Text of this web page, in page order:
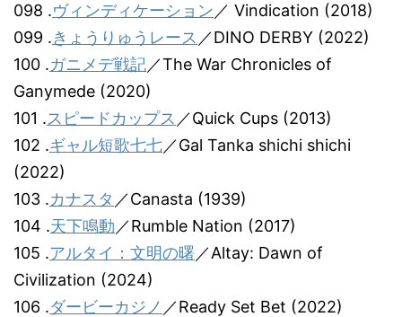
098 .ヴィンディケーション ／ Vindication (2018)
099 .きょうりゅうレース ／DINO DERBY (2022)
100 .ガニメデ戦記／The War Chronicles of
Ganymede (2020)
101 .スピードカップス ／Quick Cups (2013)
102 .ギャル短歌七七／Gal Tanka shichi shichi
(2022)
103 .カナスタ ／Canasta (1939)
104 .天下鳴動 ／Rumble Nation (2017)
105 .アルタイ：文明の曙 ／Altay: Dawn of
Civilization (2024)
106 .ダービーカジノ ／Ready Set Bet (2022)